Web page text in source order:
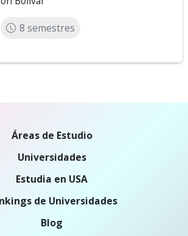
8 semestres
Áreas de Estudio
Universidades
Estudia en USA
de Universidades
Blog